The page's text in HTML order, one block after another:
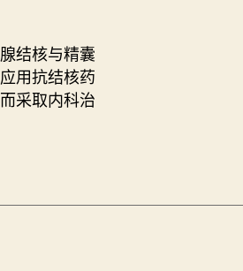
结核与精囊
用抗结核药
采取内科治